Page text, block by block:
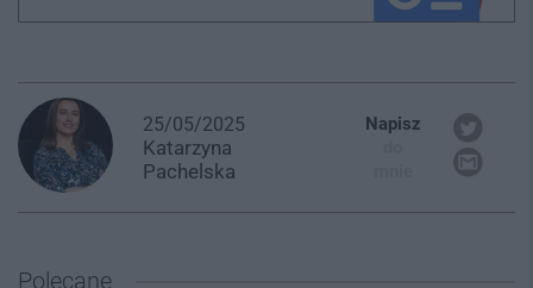
25/05/2025
Katarzyna
Pachelska
Napisz
Polecane